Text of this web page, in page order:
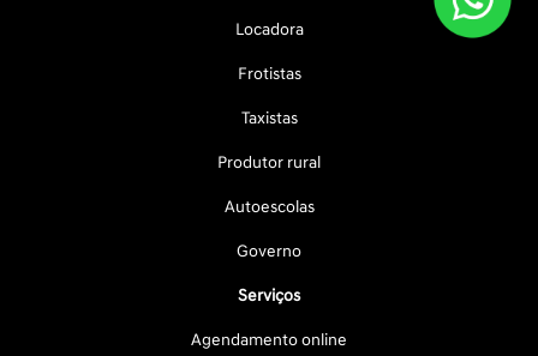
Locadora
Frotistas
Taxistas
Produtor rural
Autoescolas
Governo
Serviços
Agendamento online